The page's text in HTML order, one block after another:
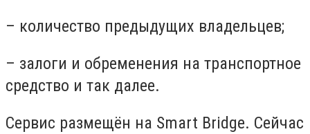
– количество предыдущих владельцев;
– залоги и обременения на транспортное
средство и так далее.
Сервис размещён на Smart Bridge. Сейчас